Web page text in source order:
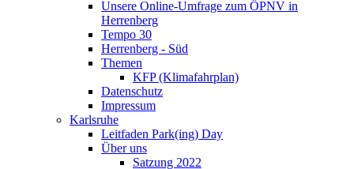
Unsere Online-Umfrage zum ÖPNV in
Herrenberg
Tempo 30
Herrenberg - Süd
Themen
KFP (Klimafahrplan)
Datenschutz
Impressum
Karlsruhe
Leitfaden Park(ing) Day
Über uns
Satzung 2022